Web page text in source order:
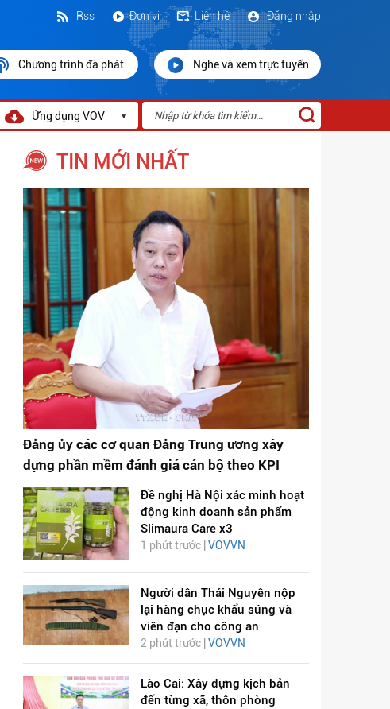
Đăng nhập
Liên hệ
Đơn vị
Rss
Chương trình đã phát Nghe và xem trực tuyến
Ứng dụng VOV
TIN MỚI NHẤT
Đảng ủy các cơ quan Đảng Trung ương xây
dựng phần mềm đánh giá cán bộ theo KPI
Đề nghị Hà Nội xác minh hoạt
động kinh doanh sản phẩm
Slimaura Care x3
1 phút trước | VOVVN
Người dân Thái Nguyên nộp
lại hàng chục khẩu súng và
viên đạn cho công an
2 phút trước | VOVVN
Lào Cai: Xây dựng kịch bản
đến từng xã, thôn phòng